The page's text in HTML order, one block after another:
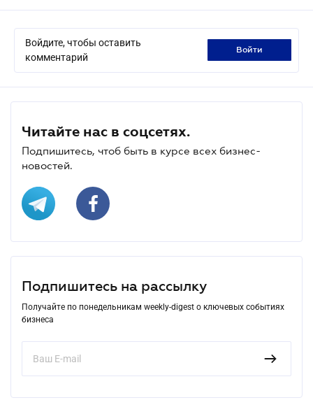
Войдите, чтобы оставить
комментарий
войти
Читайте нас в соцсетях.
Подпишитесь, чтоб быть в курсе всех бизнес-
новостей.
Подпишитесь на рассылку
Получайте по понедельникам weekly-digest о ключевых событиях
бизнеса